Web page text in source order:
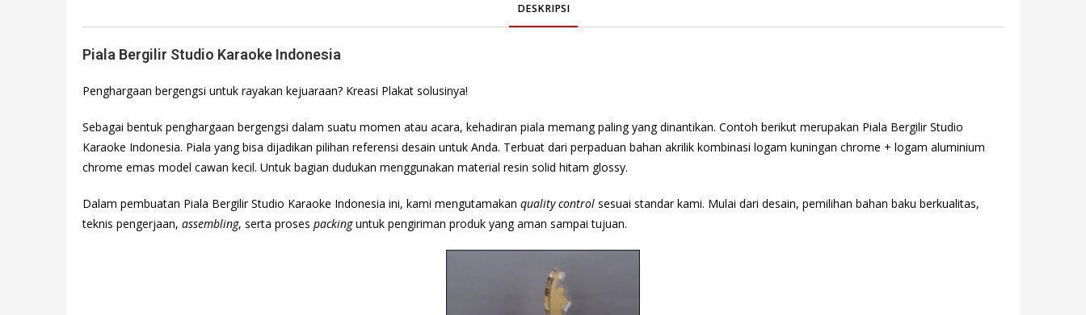
DESKRIPSI
Piala Bergilir Studio Karaoke Indonesia
Penghargaan bergengsi untuk rayakan kejuaraan? Kreasi Plakat solusinya!
Sebagai bentuk penghargaan bergengsi dalam suatu momen atau acara, kehadiran piala memang paling yang dinantikan. Contoh berikut merupakan Piala Bergilir Studio
Karaoke Indonesia. Piala yang bisa dijadikan pilihan referensi desain untuk Anda. Terbuat dari perpaduan bahan akrilik kombinasi logam kuningan chrome + logam aluminium
chrome emas model cawan kecil. Untuk bagian dudukan menggunakan material resin solid hitam glossy.
Dalam pembuatan Piala Bergilir Studio Karaoke Indonesia ini, kami mengutamakan quality control sesuai standar kami. Mulai dari desain, pemilihan bahan baku berkualitas,
teknis pengerjaan, assembling, serta proses packinguntuk pengiriman produk yang aman sampai tujuan.